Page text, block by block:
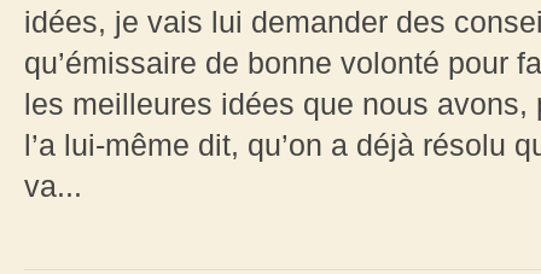
idées, je vais lui demander des
qu’émissaire de bonne volonté pour
les meilleures idées que nous
l’a lui-même dit, qu’on a déjà résolu
va...